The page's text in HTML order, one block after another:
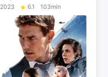
2023 6.1 103min